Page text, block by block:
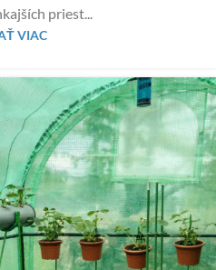
priest...
VIAC